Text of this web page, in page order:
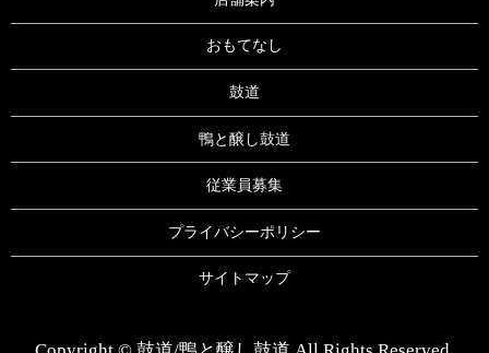
おもてなし
鼓道
鴨と醸し鼓道
従業員募集
プライバシーポリシー
サイトマップ